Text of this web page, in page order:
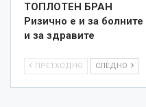
ТОПЛОТЕН БРАН
Ризично е и за болните
и за здравите
ПРЕТХОДНО СЛЕДНО